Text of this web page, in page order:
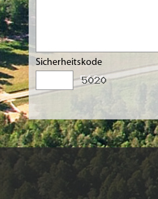
Sicherheitskode